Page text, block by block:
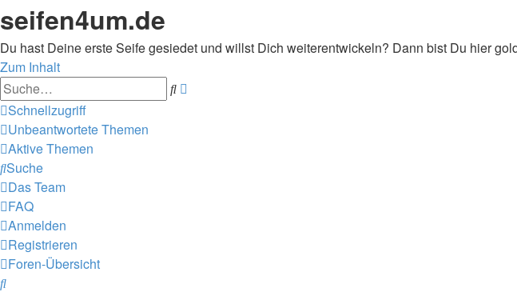
seifen4um.de
Du hast Deine erste Seife gesiedet und willst Dich weiterentwickeln? Dann bist Du hier
Zum Inhalt
Suche
Schnellzugriff
Unbeantwortete Themen
Aktive Themen
Suche
Das Team
FAQ
Anmelden
Registrieren
Foren-Übersicht
Suche